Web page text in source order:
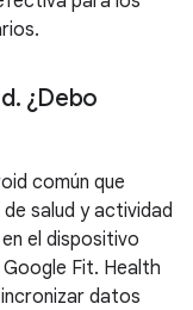
. ¿Debo
común que
salud y actividad
el dispositivo
Fit. Health
datos